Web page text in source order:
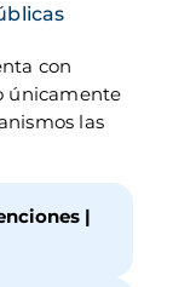
con
únicamente
las
|